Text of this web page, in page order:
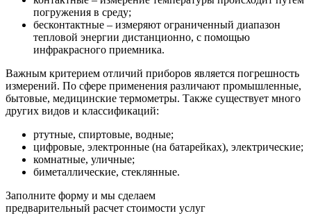
погружения в среду;
бесконтактные – измеряют ограниченный диапазон
тепловой энергии дистанционно, с помощью
инфракрасного приемника.
Важным критерием отличий приборов является погрешность
измерений. По сфере применения различают промышленные,
бытовые, медицинские термометры. Также существует много
других видов и классификаций:
ртутные, спиртовые, водные;
цифровые, электронные (на батарейках), электрические;
комнатные, уличные;
биметаллические, стеклянные.
Заполните форму и мы сделаем
предварительный расчет стоимости услуг